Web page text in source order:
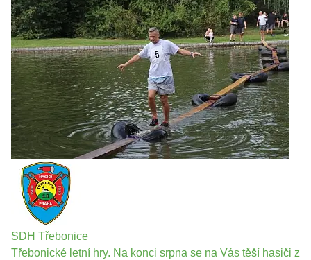
SDH Třebonice
Třebonické letní hry. Na konci srpna se na Vás těší hasiči z